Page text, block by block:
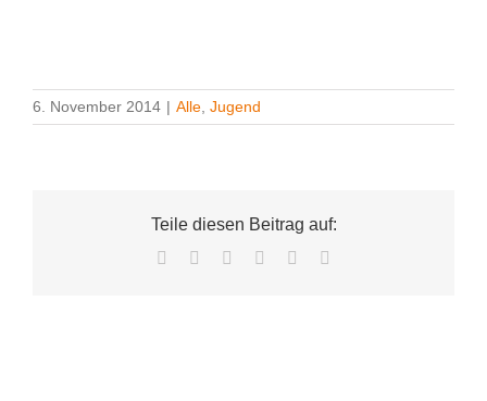
6. November 2014 | Alle, Jugend
Teile diesen Beitrag auf:
Facebook LinkedIn
TumblrPinterest